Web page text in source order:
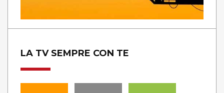
LA TV SEMPRE CON TE